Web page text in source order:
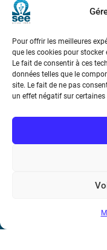
Pour offrir les meilleures
que les cookies pour
Le fait de consentir à ces
données telles que le
site. Le fait de ne pas
un effet négatif sur
Bicentenaire
Marie Ampère
Conditions
Mentions
Métro : « Boissière »
N° de SIREN : 785
communautaire :